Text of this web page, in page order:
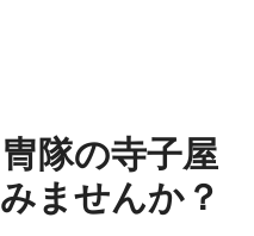
隊の寺子屋
ませんか？